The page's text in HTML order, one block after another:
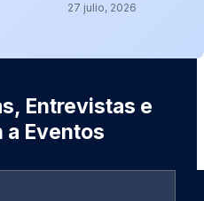
27 julio, 2026
Entrevistas e
Eventos